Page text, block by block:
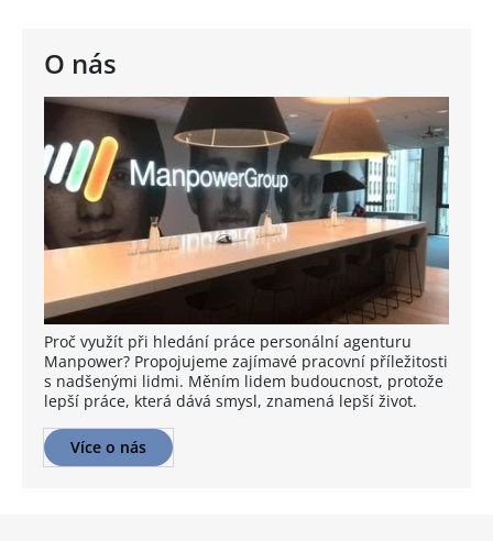
O nás
Proč využít při hledání práce personální agenturu
Manpower? Propojujeme zajímavé pracovní příležitosti
s nadšenými lidmi. Měním lidem budoucnost, protože
lepší práce, která dává smysl, znamená lepší život.
Více o nás